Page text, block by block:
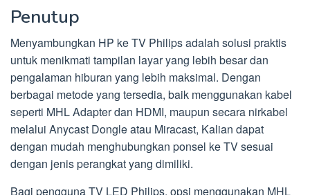
Penutup
Menyambungkan HP ke TV Philips adalah solusi praktis
untuk menikmati tampilan layar yang lebih besar dan
pengalaman hiburan yang lebih maksimal. Dengan
berbagai metode yang tersedia, baik menggunakan kabel
seperti MHL Adapter dan HDMI, maupun secara nirkabel
melalui Anycast Dongle atau Miracast, Kalian dapat
dengan mudah menghubungkan ponsel ke TV sesuai
dengan jenis perangkat yang dimiliki.
Bagi pengguna TV LED Philips, opsi menggunakan MHL